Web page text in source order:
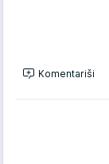
Komentariši